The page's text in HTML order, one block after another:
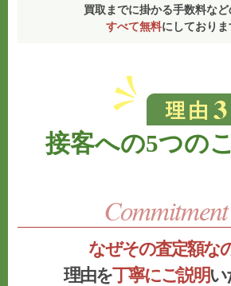
買取までに掛かる手数料な
すべて無料にしておりま
接客への5つの
なぜその査定額な
理由を丁寧にご説明